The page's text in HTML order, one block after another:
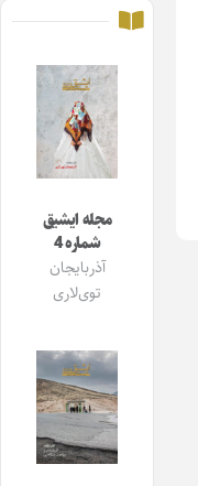
مجله ایشیق
شماره 4
آذربایجان
توی‌لاری